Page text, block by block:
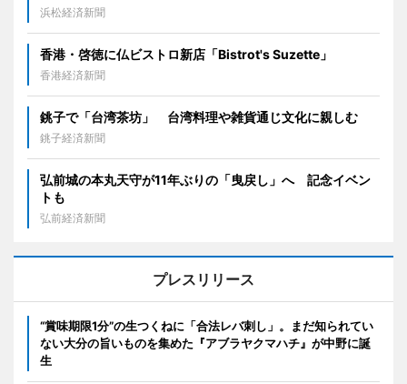
浜松経済新聞
香港・啓徳に仏ビストロ新店「Bistrot's Suzette」
香港経済新聞
銚子で「台湾茶坊」 台湾料理や雑貨通じ文化に親しむ
銚子経済新聞
弘前城の本丸天守が11年ぶりの「曳戻し」へ 記念イベン
トも
弘前経済新聞
プレスリリース
“賞味期限1分”の生つくねに「合法レバ刺し」。まだ知られてい
ない大分の旨いものを集めた『アブラヤクマハチ』が中野に誕
生